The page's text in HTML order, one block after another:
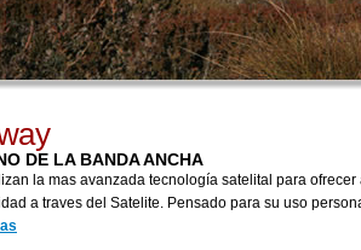
DE LA BANDA ANCHA
la mas avanzada tecnología satelital para
a traves del Satelite. Pensado para su uso